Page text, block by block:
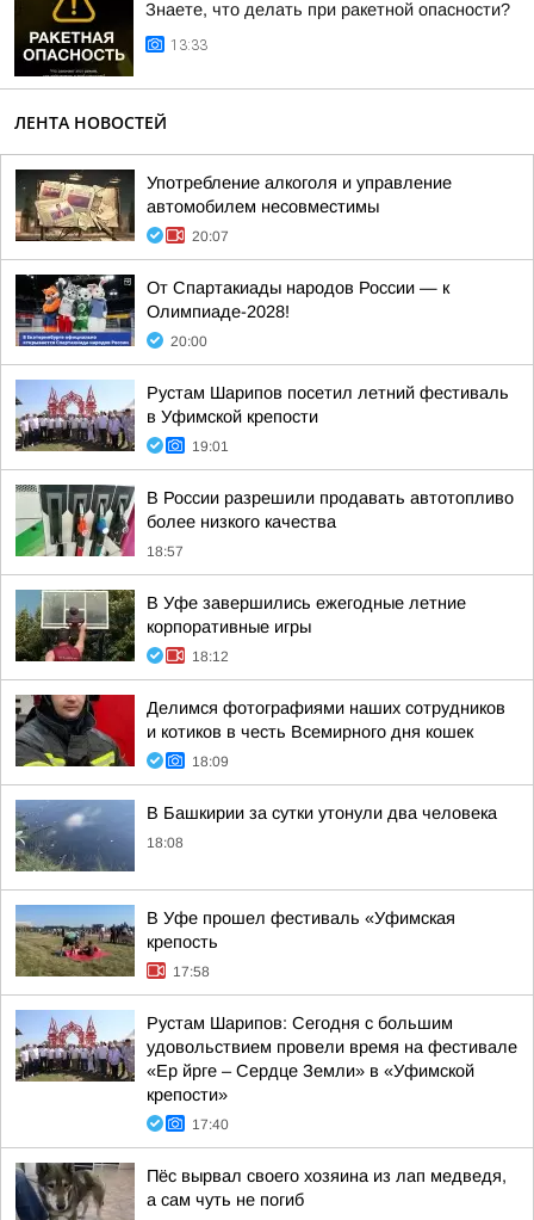
Знаете, что делать при ракетной опасности?
13:33
ЛЕНТА НОВОСТЕЙ
Употребление алкоголя и управление
автомобилем несовместимы
20:07
От Спартакиады народов России — к
Олимпиаде-2028!
20:00
Рустам Шарипов посетил летний фестиваль
в Уфимской крепости
19:01
В России разрешили продавать автотопливо
более низкого качества
18:57
В Уфе завершились ежегодные летние
корпоративные игры
18:12
Делимся фотографиями наших сотрудников
и котиков в честь Всемирного дня кошек
18:09
В Башкирии за сутки утонули два человека
18:08
В Уфе прошел фестиваль «Уфимская
крепость
17:58
Рустам Шарипов: Сегодня с большим
удовольствием провели время на фестивале
«Ер йрге – Сердце Земли» в «Уфимской
крепости»
17:40
Пёс вырвал своего хозяина из лап медведя,
а сам чуть не погиб